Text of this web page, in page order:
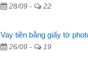
28/09 - 22
Vay tiền bằng giấy tờ
26/09 - 19